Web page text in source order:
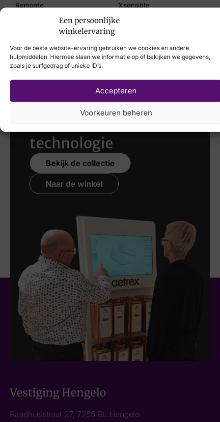
Een persoonlijke
winkelervaring
Voor de beste website-ervaring gebruiken we cookies en andere
hulpmiddelen. Hiermee slaan we informatie op of bekijken we gegevens,
zoals je surfgedrag of unieke ID’s.
Accepteren
Voorkeuren beheren
Remonte
Xsensible
€
Laat uw voeten
scannenmet de
technologie
Bekijk de collectie
Naar de winkel
Vestiging Hengelo
Raadhuisstraat 27, 7255 BL Hengelo